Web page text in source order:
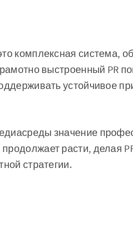
комплексная система,
выстроенный PR
устойчивое
значение
расти, делая
стратегии.